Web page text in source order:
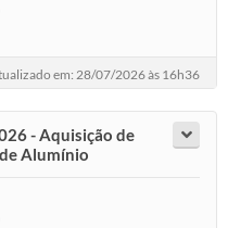
em: 28/07/2026 às 16h36
- Aquisição de
Alumínio